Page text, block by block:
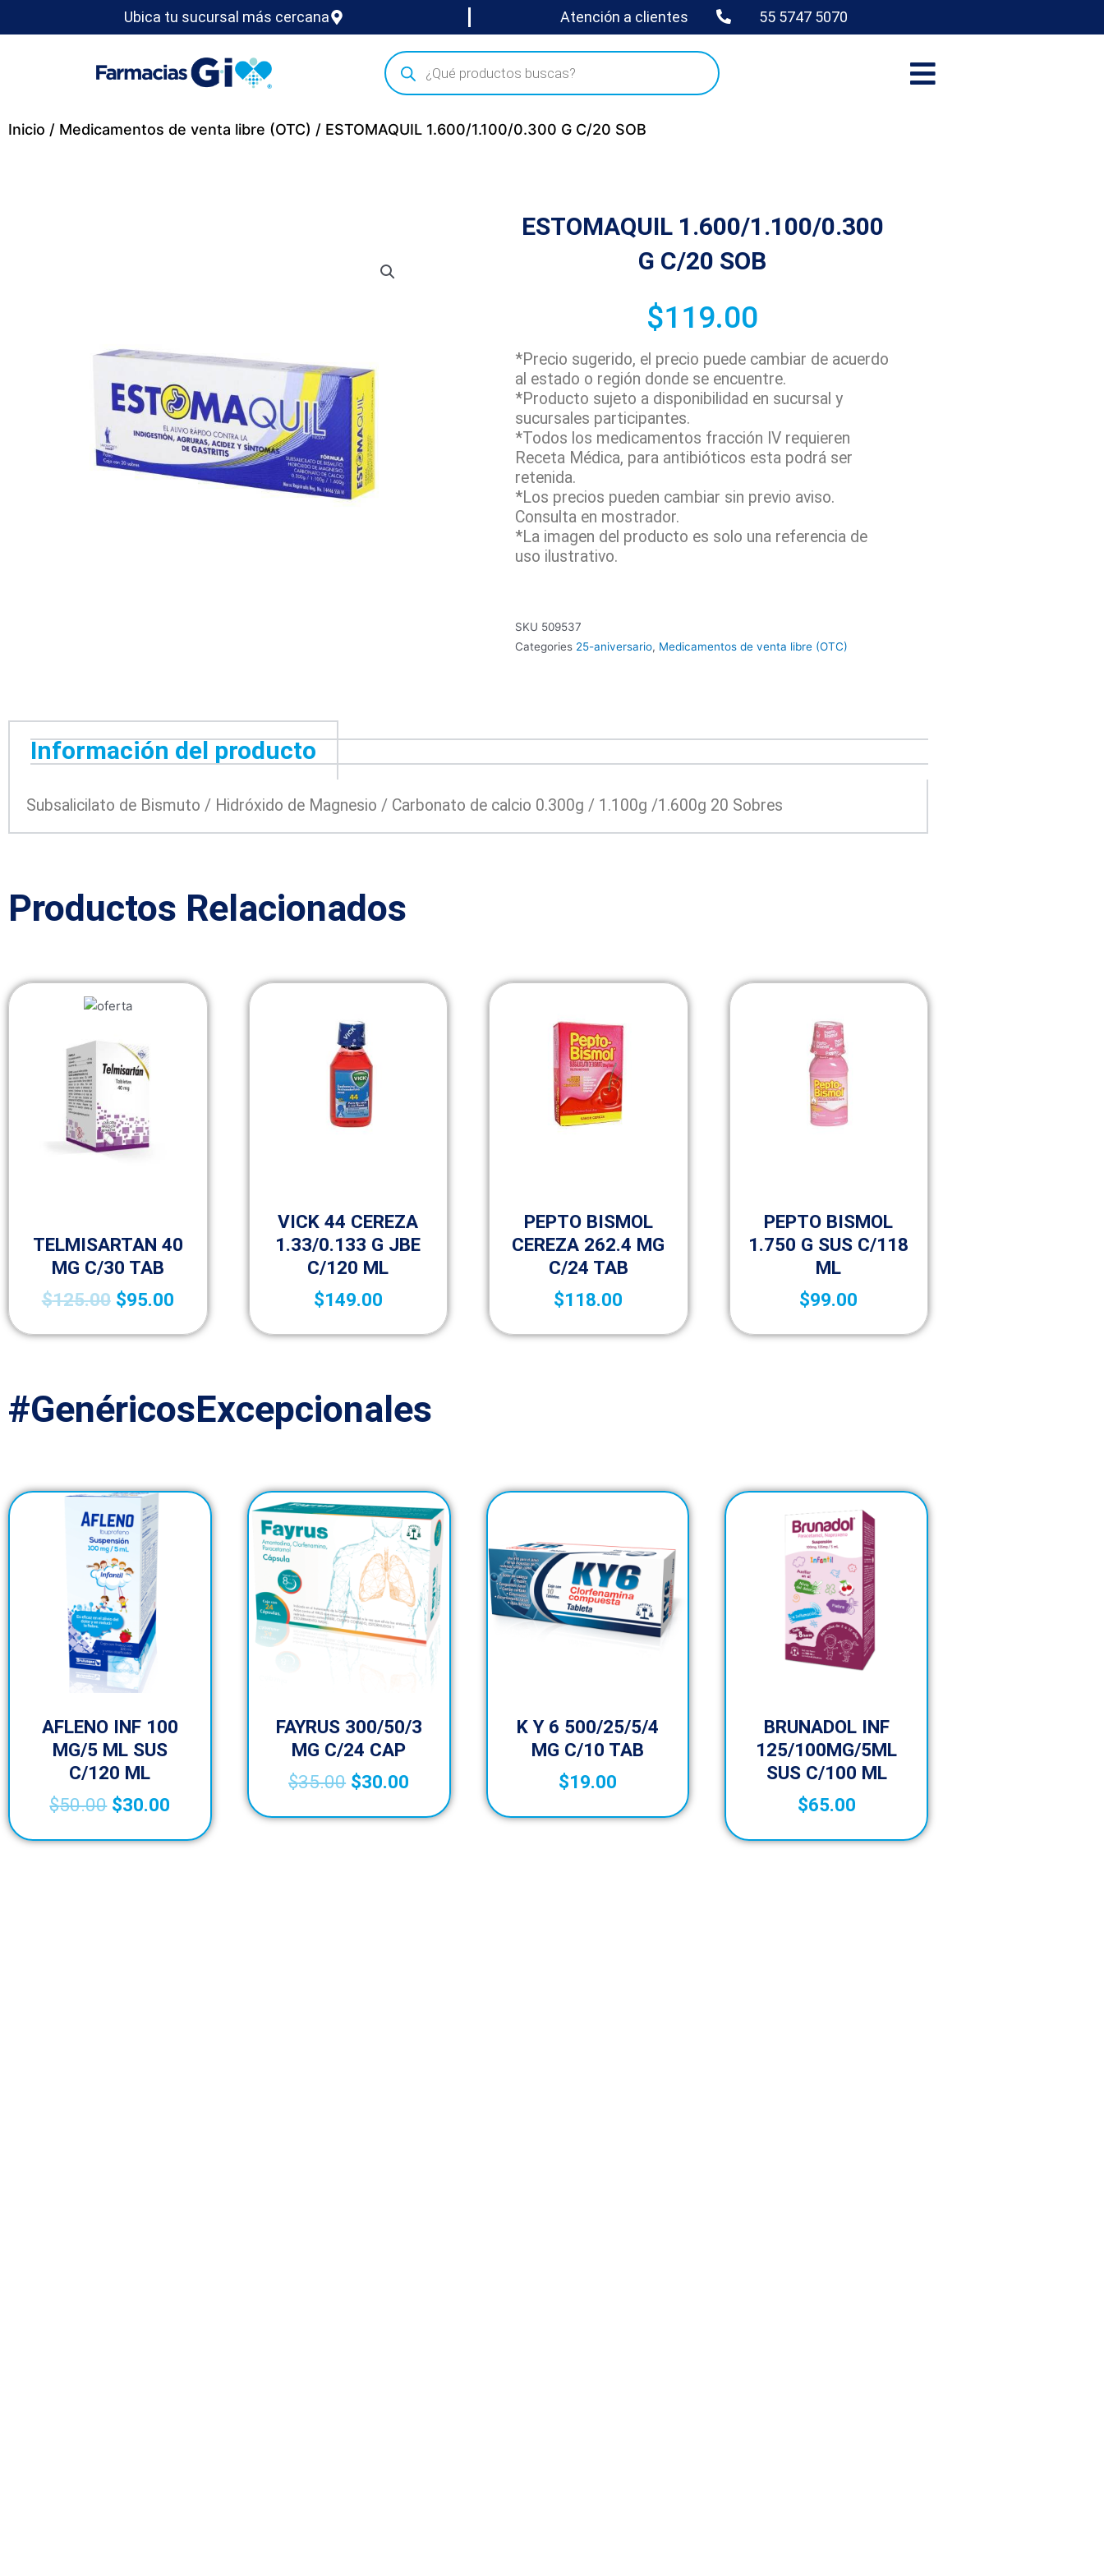
Ubica tu sucursal más cercana Atención a clientes 55 5747 5070
Inicio / Medicamentos de venta libre (OTC) / ESTOMAQUIL 1.600/1.100/0.300 G C/20 SOB
ESTOMAQUIL 1.600/1.100/0.300
G C/20 SOB
$119.00
*Precio sugerido, el precio puede cambiar de acuerdo
al estado o región donde se encuentre.
*Producto sujeto a disponibilidad en sucursal y
sucursales participantes.
*Todos los medicamentos fracción IV requieren
Receta Médica, para antibióticos esta podrá ser
retenida.
*Los precios pueden cambiar sin previo aviso.
Consulta en mostrador.
*La imagen del producto es solo una referencia de
uso ilustrativo.
SKU 509537
Categories 25-aniversario, Medicamentos de venta libre (OTC)
Información del producto
Subsalicilato de Bismuto / Hidróxido de Magnesio / Carbonato de calcio 0.300g / 1.100g /1.600g 20 Sobres
Productos Relacionados
TELMISARTAN 40
MG C/30 TAB
$125.00 $95.00
VICK 44 CEREZA
1.33/0.133 G JBE
C/120 ML
$149.00
PEPTO BISMOL
CEREZA 262.4 MG
C/24 TAB
$118.00
PEPTO BISMOL
1.750 G SUS C/118
ML
$99.00
#GenéricosExcepcionales
AFLENO INF 100
MG/5 ML SUS
C/120 ML
$50.00 $30.00
FAYRUS 300/50/3
MG C/24 CAP
$35.00 $30.00
K Y 6 500/25/5/4
MG C/10 TAB
$19.00
BRUNADOL INF
125/100MG/5ML
SUS C/100 ML
$65.00